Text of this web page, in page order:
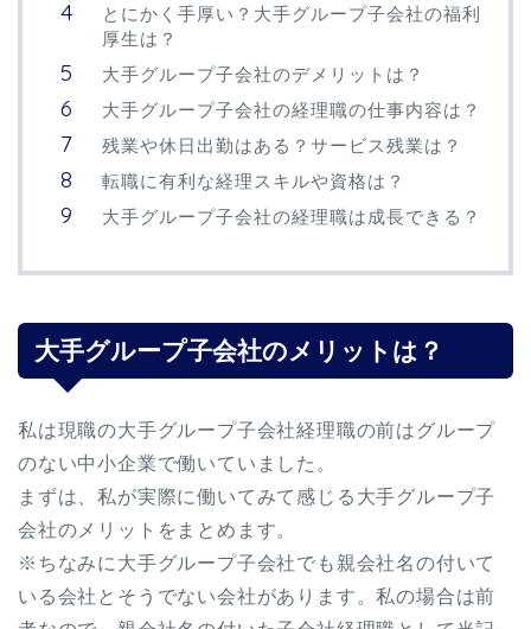
とにかく手厚い？大手グループ子会社の福利
厚生は？
大手グループ子会社のデメリットは？
大手グループ子会社の経理職の仕事内容は？
残業や休日出勤はある？サービス残業は？
転職に有利な経理スキルや資格は？
大手グループ子会社の経理職は成長できる？
大手グループ子会社のメリットは？
私は現職の大手グループ子会社経理職の前はグループ
のない中小企業で働いていました。
まずは、私が実際に働いてみて感じる大手グループ子
会社のメリットをまとめます。
※ちなみに大手グループ子会社でも親会社名の付いて
いる会社とそうでない会社があります。私の場合は前